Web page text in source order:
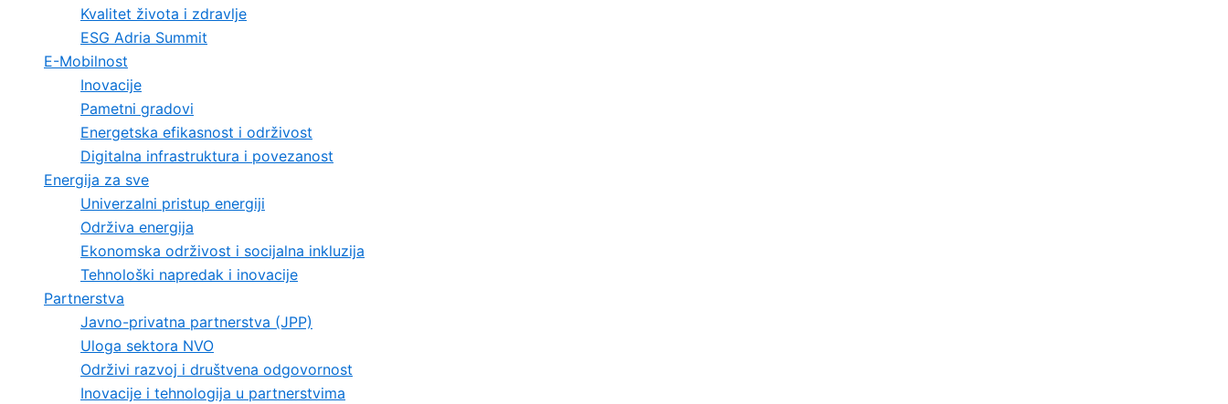
Kvalitet života i zdravlje
ESG Adria Summit
E-Mobilnost
Inovacije
Pametni gradovi
Energetska efikasnost i održivost
Digitalna infrastruktura i povezanost
Energija za sve
Univerzalni pristup energiji
Održiva energija
Ekonomska održivost i socijalna inkluzija
Tehnološki napredak i inovacije
Partnerstva
Javno-privatna partnerstva (JPP)
Uloga sektora NVO
Održivi razvoj i društvena odgovornost
Inovacije i tehnologija u partnerstvima